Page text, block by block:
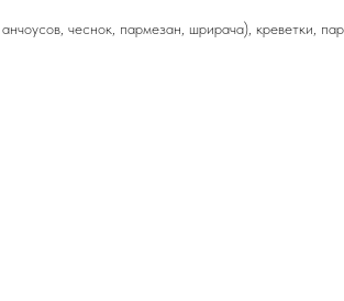
чеснок, пармезан, шрирача), креветки,